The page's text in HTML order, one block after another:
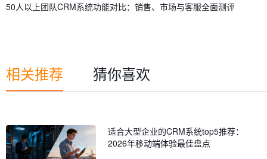
50人以上团队CRM系统功能对比：销售、市场与客服全面测评
相关推荐 猜你喜欢
适合大型企业的CRM系统top5推荐：
2026年移动端体验最佳盘点